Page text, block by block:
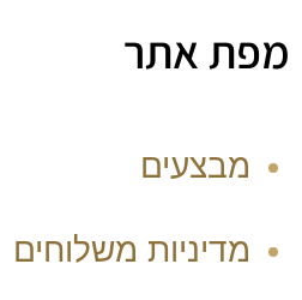
מפת אתר
מבצעים
מדיניות משלוחים